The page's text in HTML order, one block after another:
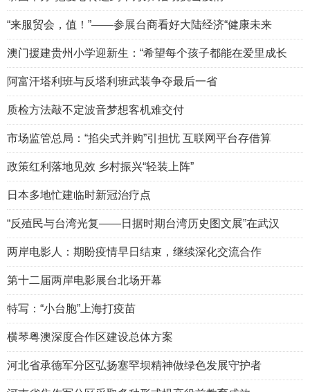
“来服贸会，值！”——参展台商看好大陆经济“健康未来
澳门援建贵州小学迎新生：“希望每个孩子都能在爱里成长
阿富汗塔利班与反塔利班武装争夺最后一省
质检方法敲不定波音梦想客机难交付
市场监管总局：“掐尖式并购”引担忧 互联网平台存借算
政策红利落地见效 乡村振兴“轻装上阵”
日本多地忙建临时新冠治疗点
“反殖民与台湾光复——日据时期台湾历史图文展”在武汉
两岸电影人：期盼疫情早日结束，继续深化交流合作
第十二届两岸电影展台北场开幕
特写：“小台胞”上海打疫苗
横琴粤澳深度合作区建设总体方案
河北省承德军分区弘扬塞罕坝精神做绿色发展守护者